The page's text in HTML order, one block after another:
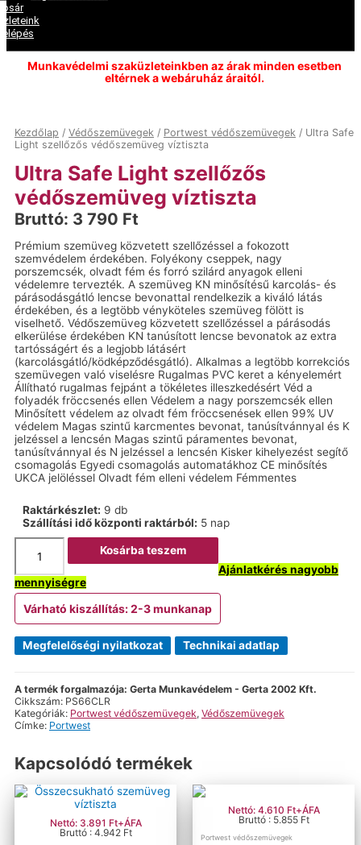
Munkavédelmi szaküzleteinkben az árak minden esetben
eltérnek a webáruház áraitól.
Kezdőlap / Védőszemüvegek / Portwest védőszemüvegek / Ultra Safe
Light szellőzős védőszemüveg víztiszta
Ultra Safe Light szellőzős
védőszemüveg víztiszta
Bruttó: 3 790 Ft
Prémium szemüveg közvetett szellőzéssel a fokozott
szemvédelem érdekében. Folyékony cseppek, nagy
porszemcsék, olvadt fém és forró szilárd anyagok elleni
védelemre tervezték. A szemüveg KN minősítésű karcolás- és
párásodásgátló lencse bevonattal rendelkezik a kiváló látás
érdekében, és a legtöbb vényköteles szemüveg fölött is
viselhető. Védőszemüveg közvetett szellőzéssel a párásodás
elkerülése érdekében KN tanúsított lencse bevonatok az extra
tartósságért és a legjobb látásért
(karcolásgátló/ködképződésgátló). Alkalmas a legtöbb korrekciós
szemüvegen való viselésre Rugalmas PVC keret a kényelemért
Állítható rugalmas fejpánt a tökéletes illeszkedésért Véd a
folyadék fröccsenés ellen Védelem a nagy porszemcsék ellen
Minősített védelem az olvadt fém fröccsenések ellen 99% UV
védelem Magas szintű karcmentes bevonat, tanúsítvánnyal és K
jelzéssel a lencsén Magas szintű páramentes bevonat,
tanúsítvánnyal és N jelzéssel a lencsén Kisker kihelyezést segítő
csomagolás Egyedi csomagolás automatákhoz CE minősítés
UKCA jelöléssel Olvadt fém elleni védelem Fémmentes
Raktárkészlet: 9 db
Szállítási idő központi raktárból: 5 nap
Ultra
Safe
szellőzős
védőszemüveg
víztiszta
mennyiség
Kosárba teszem
Ajánlatkérés nagyobb
mennyiségre
Várható kiszállítás: 2-3 munkanap
Megfelelőségi nyilatkozat Technikai adatlap
A termék forgalmazója: Gerta Munkavédelem - Gerta 2002 Kft.
Cikkszám: PS66CLR
Kategóriák: Portwest védőszemüvegek, Védőszemüvegek
Címke: Portwest
Kapcsolódó termékek
Nettó: 3.891 Ft+ÁFA
Bruttó : 4.942 Ft
Nettó: 4.610 Ft+ÁFA
Bruttó : 5.855 Ft
Portwest védőszemüvegek